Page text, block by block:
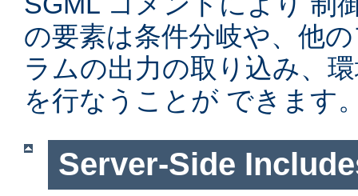
の要素は条件分岐や、他
ラムの出力の取り込み、
を行なうことが できます
Server-Side